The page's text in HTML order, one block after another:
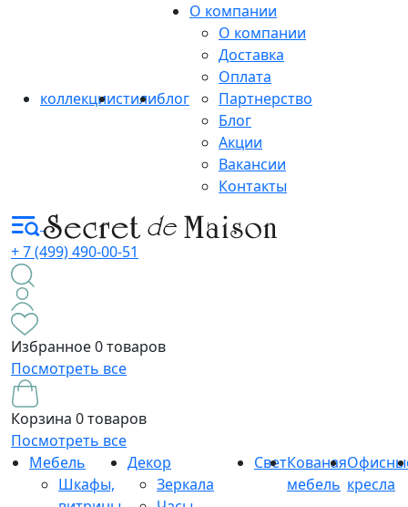
коллекциистилиблог
О компании
О компании
Доставка
Оплата
Партнерство
Блог
Акции
Вакансии
Контакты
+ 7 (499) 490-00-51
Избранное0 товаров
Посмотреть все
Корзина 0 товаров
Посмотреть все
Мебель
Шкафы,
Декор
Зеркала
СветКованая
мебель кресла